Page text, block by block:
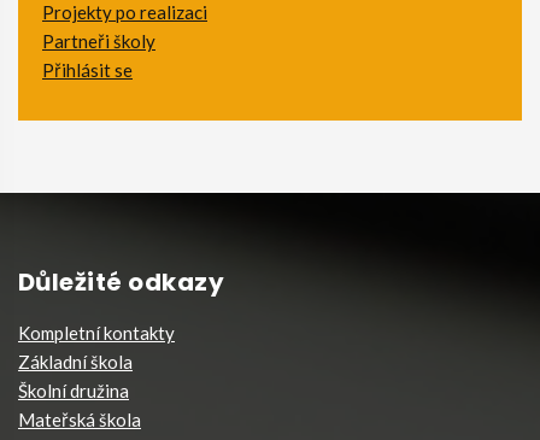
Projekty po realizaci
Partneři školy
Přihlásit se
Důležité odkazy
Kompletní kontakty
Základní škola
Školní družina
Mateřská škola